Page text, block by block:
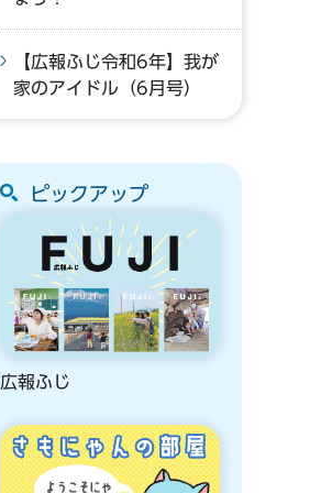
【広報ふじ令和6年】我が
家のアイドル（6月号）
ピックアップ
広報ふじ